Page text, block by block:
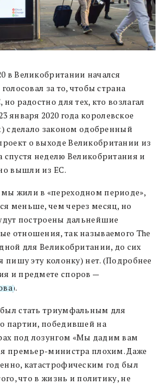
в Великобритании начался
за то, чтобы страна
радостно для тех, кто возлагал
января 2020 года королевское
сделало законом одобренный
о выходе Великобритании из
спустя неделю Великобритания и
вышли из ЕС.
жили в «переходном периоде»,
меньше, чем через месяц, но
построены дальнейшие
отношения, так называемого The
для Великобритании, до сих
пишу эту колонку) нет. (Подробнее
и предмете споров —
).
стать триумфальным для
партии, победившей на
под лозунгом «Мы дадим вам
премьер-министра плохим. Даже
катастрофическим год был
что в жизнь и политику, не